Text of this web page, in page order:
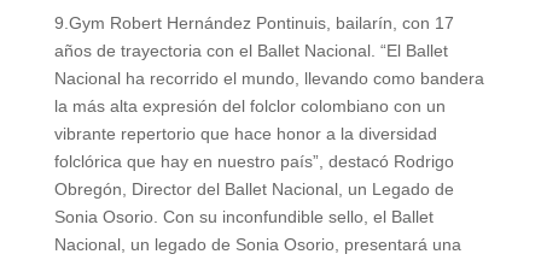
9.Gym Robert Hernández Pontinuis, bailarín, con 17
años de trayectoria con el Ballet Nacional. “El Ballet
Nacional ha recorrido el mundo, llevando como bandera
la más alta expresión del folclor colombiano con un
vibrante repertorio que hace honor a la diversidad
folclórica que hay en nuestro país”, destacó Rodrigo
Obregón, Director del Ballet Nacional, un Legado de
Sonia Osorio. Con su inconfundible sello, el Ballet
Nacional, un legado de Sonia Osorio, presentará una